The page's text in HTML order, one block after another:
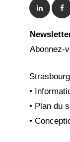
Abonnez-
•
• Plan du
•